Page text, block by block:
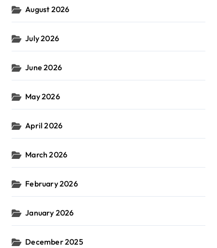
August 2026
July 2026
June 2026
May 2026
April 2026
March 2026
February 2026
January 2026
December 2025